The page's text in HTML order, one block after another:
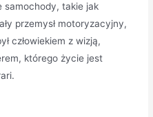
samochody, takie jak
przemysł motoryzacyjny,
człowiekiem z wizją,
którego życie jest